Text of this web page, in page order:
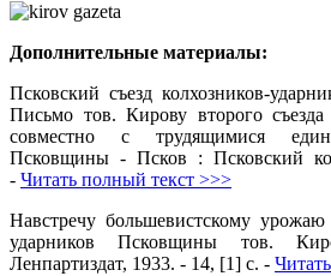
Дополнительные материалы:
Псковский съезд колхозников-
Письмо тов. Кирову второго съезда
совместно с трудящимися
Псковщины - Псков : Псковский
- Читать полный текст >>>
Навстречу большевистскому
ударников Псковщины тов.
Ленпартиздат, 1933. - 14, [1] с. -